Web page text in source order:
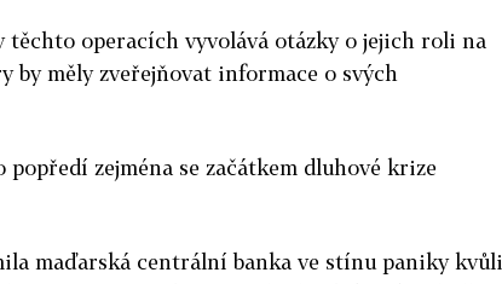
operacích vyvolává otázky o jejich roli na
by měly zveřejňovat informace o svých
popředí zejména se začátkem dluhové krize
maďarská centrální banka ve stínu paniky kvůli